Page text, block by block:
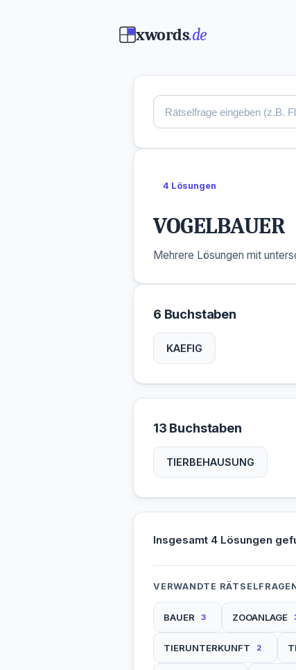
xwords.de
4 Lösungen
VOGELBAUER
Mehrere Lösungen mit
6 Buchstaben
KAEFIG
13 Buchstaben
TIERBEHAUSUNG
Insgesamt 4 Lösungen
VERWANDTE
BAUER 3 ZOOANLAGE
TIERUNTERKUNFT 2